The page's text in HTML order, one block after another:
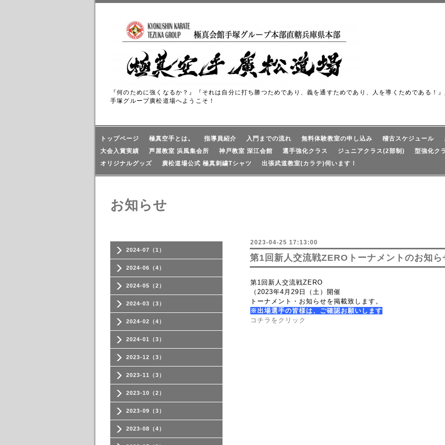
『何のために強くなるか？』『それは自分に打ち勝つためであり、義を通すためであり、人を導くためである！
手塚グループ廣松道場へようこそ！
トップページ 極真空手とは。 指導員紹介 入門までの流れ 無料体験教室の申し込み 稽古スケジュール
大会入賞実績
芦屋教室 浜風集会所 神戸教室 深江会館 選手強化クラス ジュニアクラス(2部制)
型強化ク
オリジナルグッズ
廣松道場公式 極真刺繍Tシャツ 出張武道教室(カラテ)伺います！
2024-07（1）
2024-06（4）
2024-05（2）
2024-03（3）
2024-02（4）
2024-01（3）
2023-12（3）
2023-11（3）
2023-10（2）
2023-09（3）
2023-08（4）
お知らせ
2023-04-25 17:13:00
第1回新人交流戦ZEROトーナメントのお知ら
第1回新人交流戦ZERO
（2023年4月29日（土）開催
トーナメント・お知らせを掲載致します。
※出場選手の皆様は、ご確認お願いします
コチラをクリック